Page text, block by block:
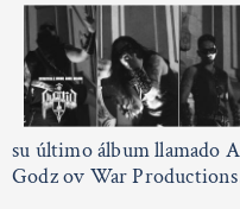
su último álbum llamado
Godz ov War